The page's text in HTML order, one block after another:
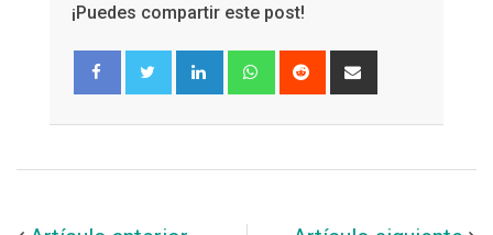
¡Puedes compartir este post!
LinkedInWhatsapp
Reddit
via